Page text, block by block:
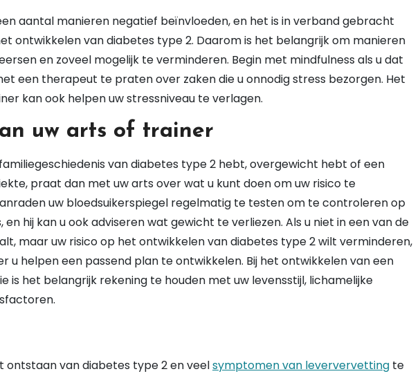
aantal manieren negatief beïnvloeden, en het is in verband gebracht
ontwikkelen van diabetes type 2. Daarom is het belangrijk om manieren
en zoveel mogelijk te verminderen. Begin met mindfulness als u dat
een therapeut te praten over zaken die u onnodig stress bezorgen. Het
kan ook helpen uw stressniveau te verlagen.
uw arts of trainer
van diabetes type 2 hebt, overgewicht hebt of een
praat dan met uw arts over wat u kunt doen om uw risico te
uw bloedsuikerspiegel regelmatig te testen om te controleren op
hij kan u ook adviseren wat gewicht te verliezen. Als u niet in een van de
maar uw risico op het ontwikkelen van diabetes type 2 wilt verminderen,
u helpen een passend plan te ontwikkelen. Bij het ontwikkelen van een
is het belangrijk rekening te houden met uw levensstijl, lichamelijke
ontstaan van diabetes type 2 en veelsymptomen van leververvetting te